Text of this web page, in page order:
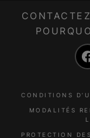
CONDITIONS
MODALITÉS
PROTECTION